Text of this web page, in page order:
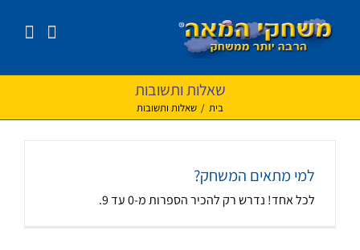
שאלות ותשובות
בית / שאלות ותשובות
למי מתאים המשחק?
לכל אחד! נדרש רק להכיר הספרות מ-0 עד 9.